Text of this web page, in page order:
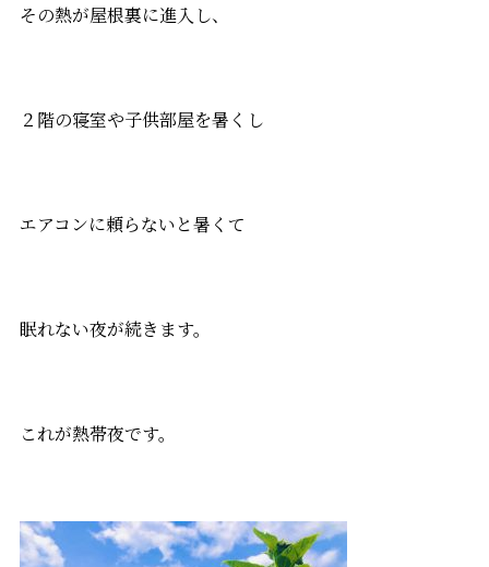
その熱が屋根裏に進入し、
２階の寝室や子供部屋を暑くし
エアコンに頼らないと暑くて
眠れない夜が続きます。
これが熱帯夜です。